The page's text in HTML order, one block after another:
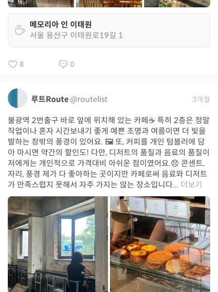
메모리아 인 이태원
서울 용산구 이태원로19길 1
8 0
루트Route@routelist 3개월
불광역 2번출구 바로 앞에 위치해 있는 카페☕️ 특히 2층은 정말
작업이나 혼자 시간보내기 좋게 예쁜 조명과 여름이면 더 빛을
발하는 창밖의 풍경이 있어요. 🖼️ 또, 커피를 개인 텀블러에 담
아 마시면 약간의 할인도! 다만, 디저트의 품질과 음료의 품질이
저에게는 개인적으로 가격대비 아쉬운 점이였어요.😞 콘센트,
자리, 풍경 제가 다 좋아하는 곳이지만 카페로써 음료와 디저트
가 만족스럽지 못해서 자주 가지는 않는 장소입니다... 더보기